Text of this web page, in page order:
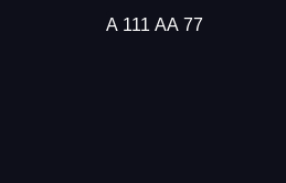
А 111 АА 77